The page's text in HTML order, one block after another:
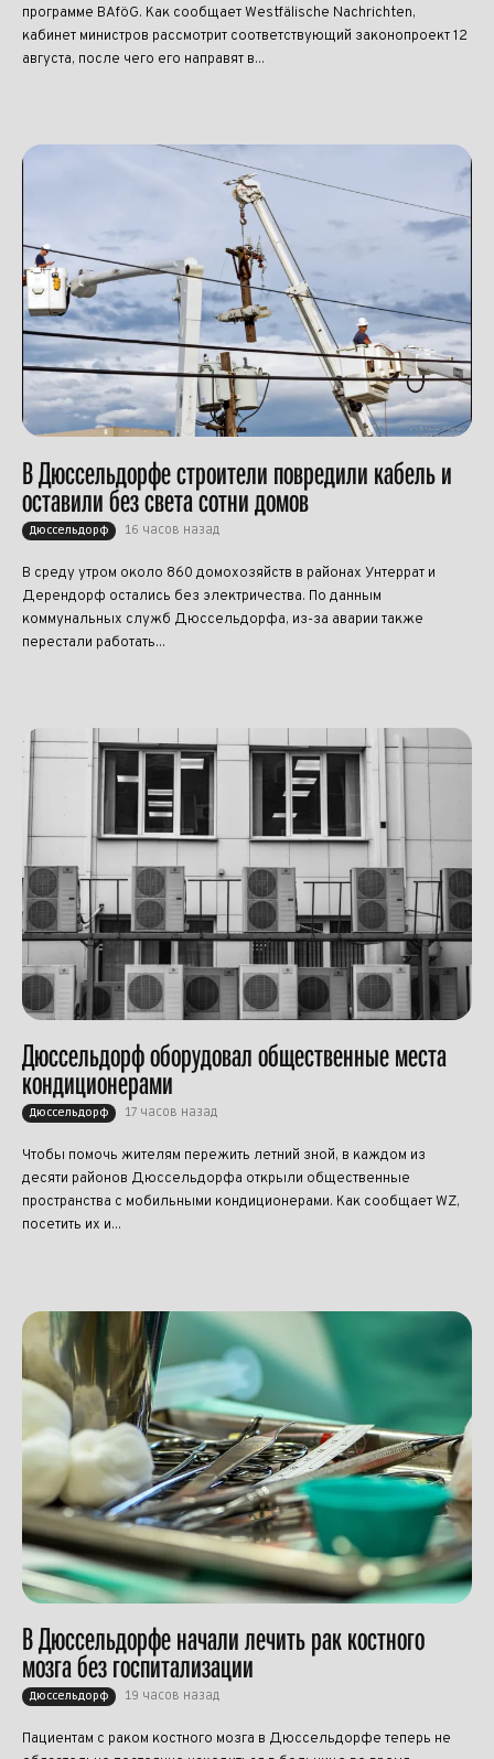
программе BAföG. Как сообщает Westfälische Nachrichten,
кабинет министров рассмотрит соответствующий законопроект 12
августа, после чего его направят в...
В Дюссельдорфе строители повредили кабель и
оставили без света сотни домов
Дюссельдорф 16 часов назад
В среду утром около 860 домохозяйств в районах Унтеррат и
Дерендорф остались без электричества. По данным
коммунальных служб Дюссельдорфа, из-за аварии также
перестали работать...
Дюссельдорф оборудовал общественные места
кондиционерами
Дюссельдорф 17 часов назад
Чтобы помочь жителям пережить летний зной, в каждом из
десяти районов Дюссельдорфа открыли общественные
пространства с мобильными кондиционерами. Как сообщает WZ,
посетить их и...
В Дюссельдорфе начали лечить рак костного
мозга без госпитализации
Дюссельдорф 19 часов назад
Пациентам с раком костного мозга в Дюссельдорфе теперь не